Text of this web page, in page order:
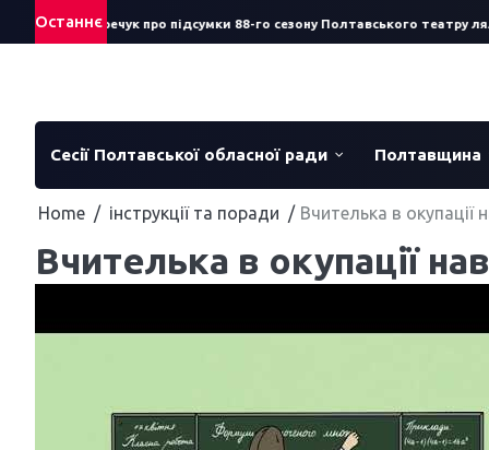
Останнє
Сергій Смеречук про підсумки 88-го сезону Полтавського театру
Сесії Полтавської обласної ради Полтавщина
Home інструкції та поради Вчителька в окупації
Вчителька в окупації